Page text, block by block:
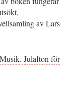
av Lars
Musik. Julafton för